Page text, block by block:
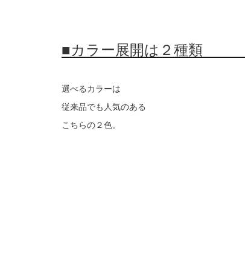
■カラー展開は２種類
選べるカラーは
従来品でも人気のある
こちらの２色。